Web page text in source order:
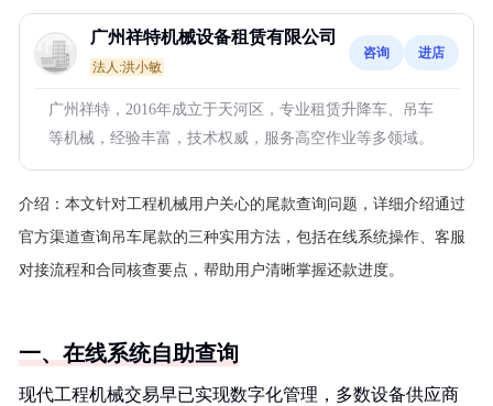
广州祥特机械设备租赁有限公司
法人:洪小敏
咨询 进店
广州祥特，2016年成立于天河区，专业租赁升降车、吊车
等机械，经验丰富，技术权威，服务高空作业等多领域。
介绍： 本文针对工程机械用户关心的尾款查询问题，详细介绍通过
官方渠道查询吊车尾款的三种实用方法，包括在线系统操作、客服
对接流程和合同核查要点，帮助用户清晰掌握还款进度。
一、在线系统自助查询
现代工程机械交易早已实现数字化管理，多数设备供应商